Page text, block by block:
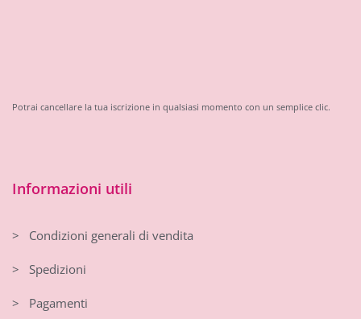
Potrai cancellare la tua iscrizione in qualsiasi momento con un semplice clic.
Informazioni utili
> Condizioni generali di vendita
> Spedizioni
> Pagamenti